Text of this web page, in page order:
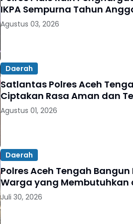
IKPA Sempurna Tahun
Agustus 03, 2026
Daerah
Satlantas Polres Aceh
Ciptakan Rasa Aman dan
Agustus 01, 2026
Daerah
Polres Aceh Tengah
Warga yang Membutuhkan
Juli 30, 2026